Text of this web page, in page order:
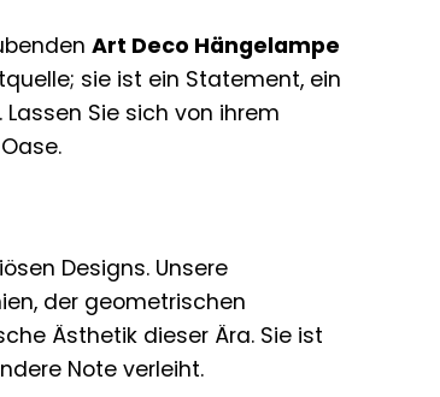
Art Deco Hängelampe
sie ist ein Statement, ein
Sie sich von ihrem
Designs. Unsere
der geometrischen
Ästhetik dieser Ära. Sie ist
Note verleiht.